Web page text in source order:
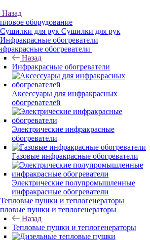
Назад
оборудование
Сушилки для рук
обогреватели
Назад
Инфракрасные обогреватели
Аксессуары для инфракрасных
обогревателей
Электрические инфракрасные
обогреватели
Газовые инфракрасные обогреватели
Электрические полупромышленные
инфракрасные обогреватели
пушки и теплогенераторы
Назад
Тепловые пушки и теплогенераторы